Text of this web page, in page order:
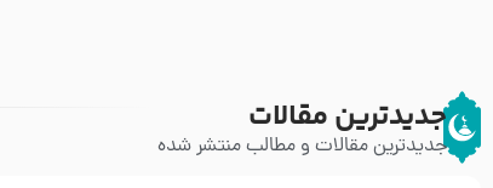
جدیدترین مقالات
جدیدترین مقالات و مطالب منتشر شده